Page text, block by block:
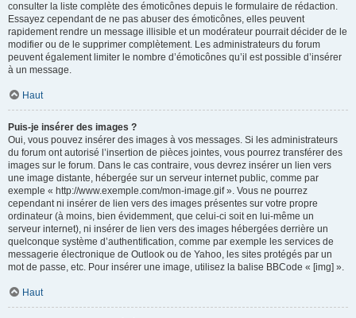
consulter la liste complète des émoticônes depuis le formulaire de rédaction.
Essayez cependant de ne pas abuser des émoticônes, elles peuvent
rapidement rendre un message illisible et un modérateur pourrait décider de le
modifier ou de le supprimer complètement. Les administrateurs du forum
peuvent également limiter le nombre d’émoticônes qu’il est possible d’insérer
à un message.
Haut
Puis-je insérer des images ?
Oui, vous pouvez insérer des images à vos messages. Si les administrateurs
du forum ont autorisé l’insertion de pièces jointes, vous pourrez transférer des
images sur le forum. Dans le cas contraire, vous devrez insérer un lien vers
une image distante, hébergée sur un serveur internet public, comme par
exemple « http://www.exemple.com/mon-image.gif ». Vous ne pourrez
cependant ni insérer de lien vers des images présentes sur votre propre
ordinateur (à moins, bien évidemment, que celui-ci soit en lui-même un
serveur internet), ni insérer de lien vers des images hébergées derrière un
quelconque système d’authentification, comme par exemple les services de
messagerie électronique de Outlook ou de Yahoo, les sites protégés par un
mot de passe, etc. Pour insérer une image, utilisez la balise BBCode « [img] ».
Haut